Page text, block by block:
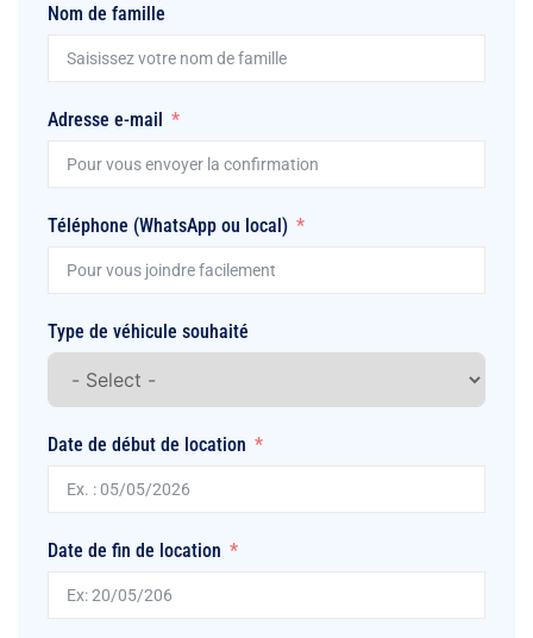
Nom de famille
Adresse e-mail
Téléphone (WhatsApp ou local)
Type de véhicule souhaité
Date de début de location
Date de fin de location